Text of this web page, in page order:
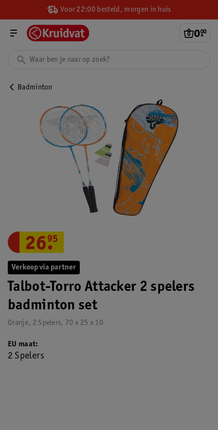
Voor 22:00 besteld, morgen in huis
0.
00
Badminton
Verkoop via partner
Talbot-Torro Attacker 2 spelers
badminton set
Oranje, 2 Spelers, 70 x 25 x 10
26.
95
EU maat
2 Spelers